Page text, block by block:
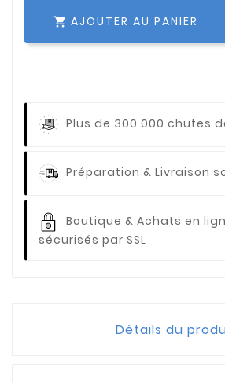
 AJOUTER AU PANIER
Plus de 300 000 chutes
Préparation & Livraison
Boutique & Achats en
sécurisés par SSL
Détails du